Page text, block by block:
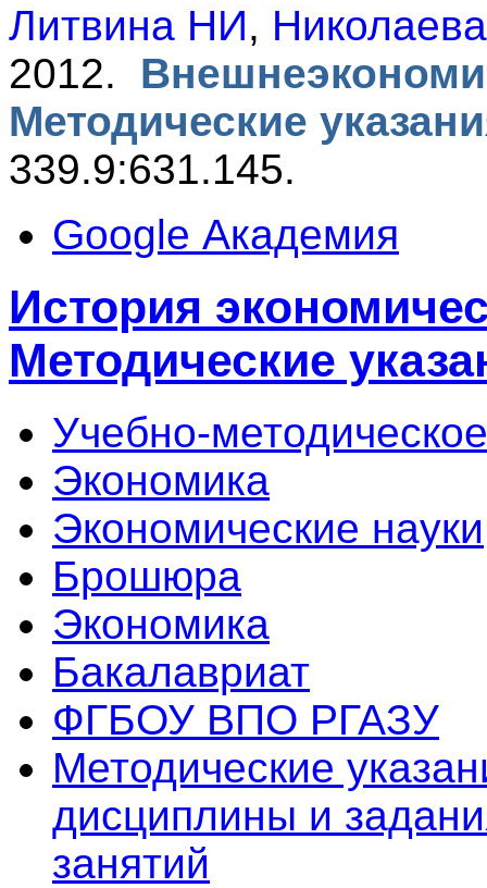
Литвина НИ,
2012.
Методические
339.9:631.145.
Google Академия
История
Методические
Учебно-
Экономика
Экономические науки
Брошюра
Экономика
Бакалавриат
ФГБОУ ВПО РГАЗУ
Методические
дисциплины и
занятий